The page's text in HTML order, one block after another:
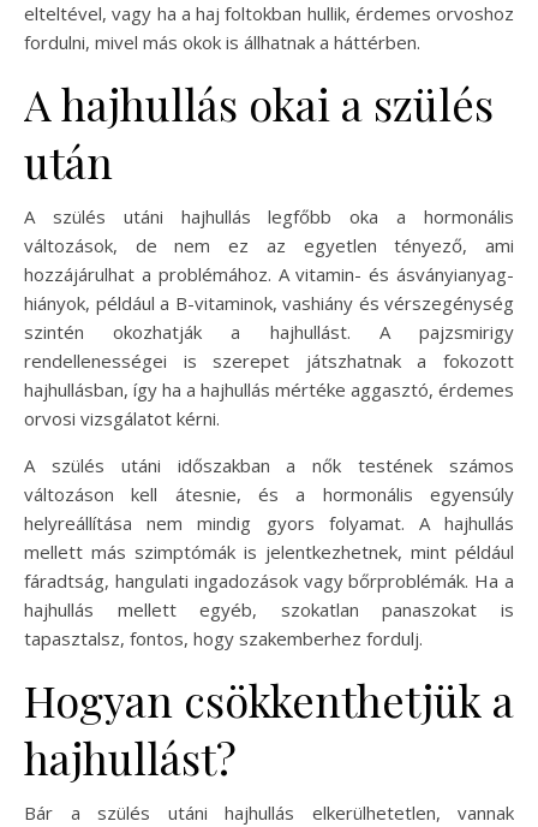
elteltével, vagy ha a haj foltokban hullik, érdemes orvoshoz
fordulni, mivel más okok is állhatnak a háttérben.
A hajhullás okai a szülés
után
A szülés utáni hajhullás legfőbb oka a hormonális
változások, de nem ez az egyetlen tényező, ami
hozzájárulhat a problémához. A vitamin- és ásványianyag-
hiányok, például a B-vitaminok, vashiány és vérszegénység
szintén okozhatják a hajhullást. A pajzsmirigy
rendellenességei is szerepet játszhatnak a fokozott
hajhullásban, így ha a hajhullás mértéke aggasztó, érdemes
orvosi vizsgálatot kérni.
A szülés utáni időszakban a nők testének számos
változáson kell átesnie, és a hormonális egyensúly
helyreállítása nem mindig gyors folyamat. A hajhullás
mellett más szimptómák is jelentkezhetnek, mint például
fáradtság, hangulati ingadozások vagy bőrproblémák. Ha a
hajhullás mellett egyéb, szokatlan panaszokat is
tapasztalsz, fontos, hogy szakemberhez fordulj.
Hogyan csökkenthetjük a
hajhullást?
Bár a szülés utáni hajhullás elkerülhetetlen, vannak